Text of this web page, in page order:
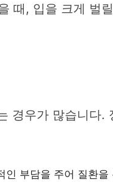
때, 입을 크게 벌
경우가 많습니다.
부담을 주어 질환을